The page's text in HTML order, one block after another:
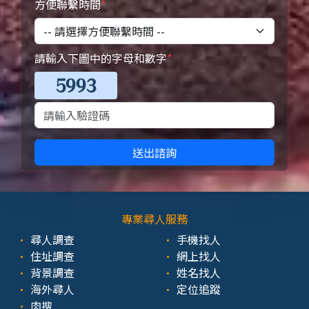
方便聯繫時間*
請輸入下圖中的字母和數字*
送出諮詢
專業尋人服務
尋人調查
住址調查
背景調查
海外尋人
手機找人
網上找人
姓名找人
定位追蹤